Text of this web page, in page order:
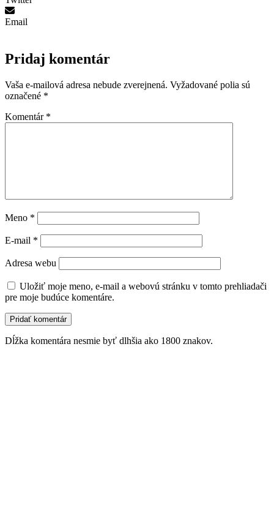
Email
Pridaj komentár
Vaša e-mailová adresa nebude zverejnená. Vyžadované polia sú
označené *
Komentár *
Meno *
E-mail *
Adresa webu
Uložiť moje meno, e-mail a webovú stránku v tomto prehliadači
pre moje budúce komentáre.
Dĺžka komentára nesmie byť dlhšia ako 1800 znakov.